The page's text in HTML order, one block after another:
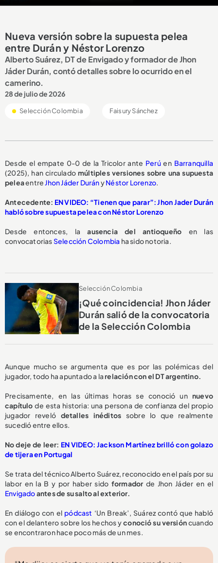
Nueva versión sobre la supuesta pelea
entre Durán y Néstor Lorenzo
Alberto Suárez, DT de Envigado y formador de Jhon
Jáder Durán, contó detalles sobre lo ocurrido en el
camerino.
28 de julio de 2026
Selección Colombia Faisury Sánchez
Desde el empate 0-0 de la Tricolor ante Perúen Barranquilla
(2025), han circulado múltiples versiones sobre una supuesta
peleaentreJhon Jáder DurányNéstor Lorenzo.
Antecedente: EN VIDEO: “Tienen que parar”: Jhon Jader Durán
habló sobre supuesta pelea con Néstor Lorenzo
Desde entonces, laausencia del antioqueño en las
convocatoriasSelección Colombia ha sido notoria.
Selección Colombia
¡Qué coincidencia! Jhon Jáder
Durán salió de la convocatoria
de la Selección Colombia
Aunque mucho se argumenta que es por las polémicas del
jugador, todo ha apuntado a larelación con el DT argentino.
Precisamente, en las últimas horas se conoció un nuevo
capítulo de esta historia: una persona de confianza del propio
jugador reveló detalles inéditos sobre lo que realmente
sucedió entre ellos.
No deje de leer: EN VIDEO: Jackson Martínez brilló con golazo
de tijera en Portugal
Se trata del técnico Alberto Suárez, reconocido en el país por su
labor en la B y por haber sido formador de Jhon Jáder en el
Envigadoantes de su salto al exterior.
En diálogo con el pódcast ‘Un Break’, Suárez contó que habló
con el delantero sobre los hechos yconoció su versióncuando
se encontraron hace poco más de un mes.